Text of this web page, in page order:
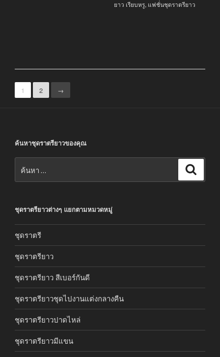
ยาว เรียบหรู, แฟชั่นชุดราตรียาว
1 2 →
ค้นหาชุดราตรียาวของคุณ
ชุดราตรียาวต่างๆ แยกตามหมวดหมู่
ชุดราตรี
ชุดราตรียาว
ชุดราตรียาว สีเบอร์กันดี
ชุดราตรียาวชุดไปงานแต่งกลางคืน
ชุดราตรียาวปาดไหล่
ชุดราตรียาวมีแขน